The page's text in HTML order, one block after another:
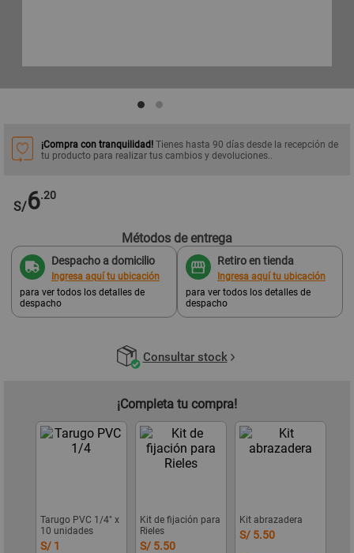
¡Compra con tranquilidad! Tienes hasta 90 días desde la recepción de
tu producto para realizar tus cambios y devoluciones..
S/6.20
Métodos de entrega
Despacho a domicilio
Ingresa aquí tu ubicación
para ver todos los detalles de
despacho
Retiro en tienda
Ingresa aquí tu ubicación
para ver todos los detalles de
despacho
Consultar stock
¡Completa tu compra!
Tarugo PVC 1/4" x
10 unidades
S/ 1
Kit de fijación para
Rieles
S/ 5.50
Kit abrazadera
S/ 5.50